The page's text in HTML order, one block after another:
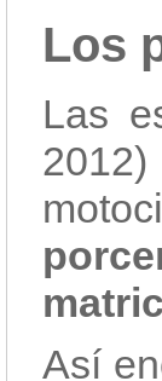
Los
Las
Así